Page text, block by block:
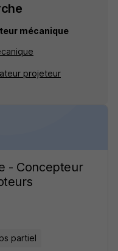
mécanique
projeteur
- Concepteur
partiel